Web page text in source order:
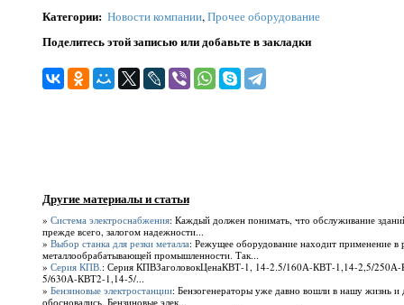
Категории: Новости компании,Прочее оборудование
Поделитесь этой записью или добавьте в закладки
Другие материалы и статьи
» Система электроснабжения: Каждый должен понимать, что обслуживание
прежде всего, залогом надежности...
» Выбор станка для резки металла: Режущее оборудование находит применение в
металлообрабатывающей промышленности. Так...
» Серия КПВ.: Серия КПВЗаголовокЦенаКВТ-1, 14-2.5/160А-КВТ-1,14-2,5/
5/630А-КВТ2-1,14-5/...
» Бензиновые электростанции: Бензогенераторы уже давно вошли в нашу жизнь и
обосновались. Бензиновые элек...